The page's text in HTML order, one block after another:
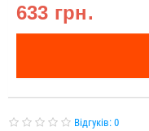
633 грн.
Відгуків: 0